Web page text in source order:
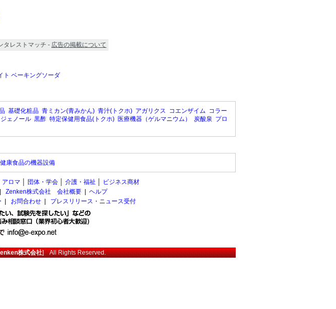
タレストマッチ - 広告の掲載について
ト ベーキングソーダ
基礎化粧品 青ミカン(青みかん) 青汁(トクホ) アガリクス コエンザイム コラー
ェノール 黒酢 特定保健用食品(トクホ) 医療機器（ゲルマニウム） 炭酸泉 プロ
健康食品の機器設備
アロマ 団体・学会 介護・福祉
ビジネス商材
Zenken株式会社 会社概要
ヘルプ
お問合わせ プレスリリース・ニュース受付
株式会社] All Rights Reserved.